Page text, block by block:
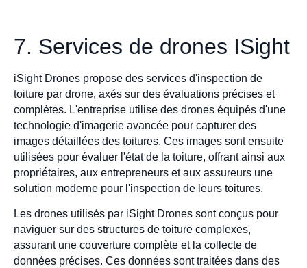
7. Services de drones ISight
iSight Drones propose des services d'inspection de
toiture par drone, axés sur des évaluations précises et
complètes. L'entreprise utilise des drones équipés d'une
technologie d'imagerie avancée pour capturer des
images détaillées des toitures. Ces images sont ensuite
utilisées pour évaluer l'état de la toiture, offrant ainsi aux
propriétaires, aux entrepreneurs et aux assureurs une
solution moderne pour l'inspection de leurs toitures.
Les drones utilisés par iSight Drones sont conçus pour
naviguer sur des structures de toiture complexes,
assurant une couverture complète et la collecte de
données précises. Ces données sont traitées dans des